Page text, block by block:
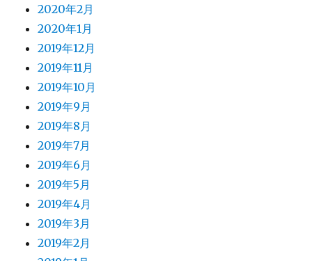
2020年2月
2020年1月
2019年12月
2019年11月
2019年10月
2019年9月
2019年8月
2019年7月
2019年6月
2019年5月
2019年4月
2019年3月
2019年2月